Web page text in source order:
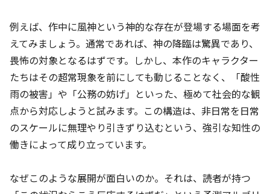
例えば、作中に風神という神的な存在が登場する場面を考
えてみましょう。通常であれば、神の降臨は驚異であり、
畏怖の対象となるはずです。しかし、本作のキャラクター
たちはその超常現象を前にしても動じることなく、「酸性
雨の被害」や「公務の妨げ」といった、極めて社会的な観
点から対応しようと試みます。この構造は、非日常を日常
のスケールに無理やり引きずり込むという、強引な知性の
働きによって成り立っています。
なぜこのような展開が面白いのか。それは、読者が持つ